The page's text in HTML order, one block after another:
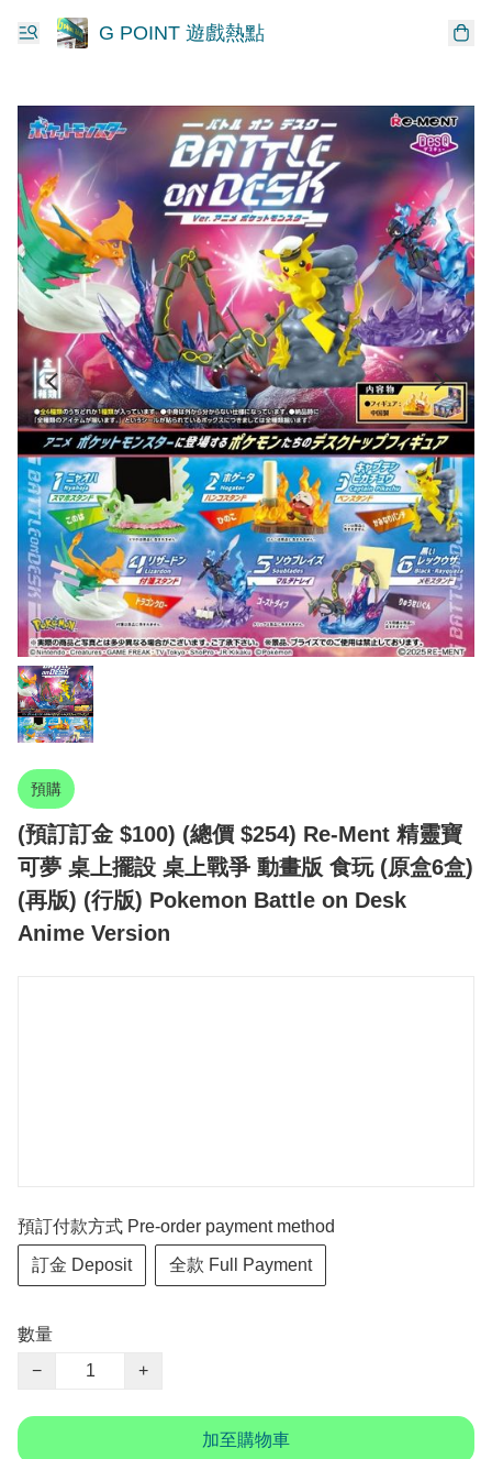
G POINT 遊戲熱點
預購
(預訂訂金 $100) (總價 $254) Re-Ment 精靈寶
可夢 桌上擺設 桌上戰爭 動畫版 食玩 (原盒6盒)
(再版) (行版) Pokemon Battle on Desk
Anime Version
預訂付款方式 Pre-order payment method
訂金 Deposit 全款 Full Payment
數量
−
+
加至購物車